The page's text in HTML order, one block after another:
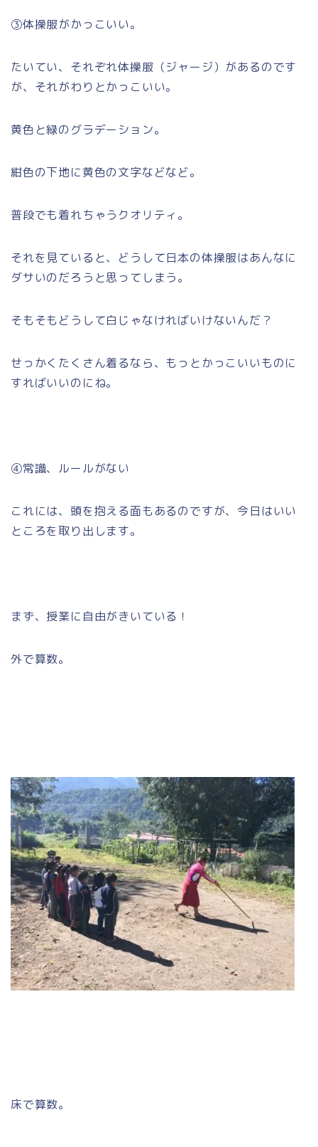
③体操服がかっこいい。
たいてい、それぞれ体操服（ジャージ）があるのです
が、それがわりとかっこいい。
黄色と緑のグラデーション。
紺色の下地に黄色の文字などなど。
普段でも着れちゃうクオリティ。
それを見ていると、どうして日本の体操服はあんなに
ダサいのだろうと思ってしまう。
そもそもどうして白じゃなければいけないんだ？
せっかくたくさん着るなら、もっとかっこいいものに
すればいいのにね。
④常識、ルールがない
これには、頭を抱える面もあるのですが、今日はいい
ところを取り出します。
まず、授業に自由がきいている！
外で算数。
床で算数。